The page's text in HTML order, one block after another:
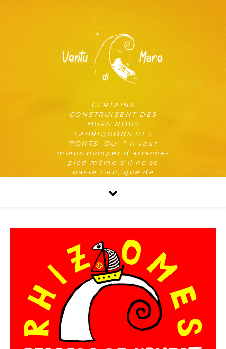
CERTAINS
CONSTRUISENT DES
MURS NOUS
FABRIQUONS DES
PONTS. OU: " Il vaut
mieux pomper d'arrache-
pied même s'il ne se
passe rien, que de
quelque chose de pire en